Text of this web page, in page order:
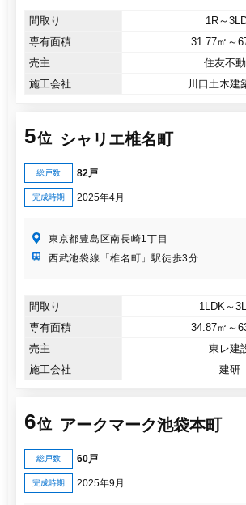
間取り
1R～
専有面積
31.77㎡～
売主
住友不
施工会社
川口土木建
5位 シャリエ椎名町
総戸数 82戸
完成時期 2025年4月
東京都豊島区南長崎1丁目
西武池袋線「椎名町」駅徒歩3分
間取り
1LDK～
専有面積
34.87㎡～
売主
東レ建
施工会社
建研
6位 アークマーク池袋本町
総戸数 60戸
完成時期 2025年9月